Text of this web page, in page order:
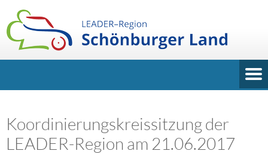
Koordinierungskreissitzung der
LEADER-Region am 21.06.2017